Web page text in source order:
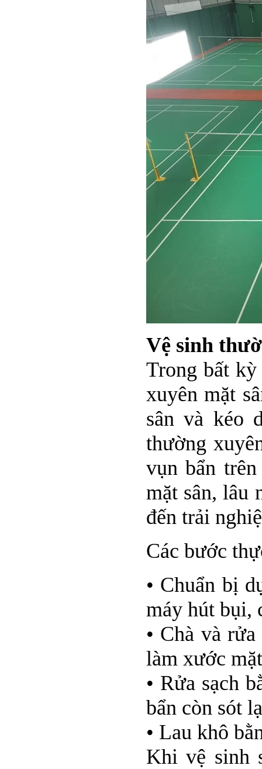
Vệ sinh
Trong bất
xuyên mặt
sân và kéo
thường
vụn bẩn
mặt sân, lâu
đến trải
Các bước
• Chuẩn bị
máy hút bụi,
• Chà và
làm xước
• Rửa sạch
bẩn còn sót
• Lau khô
Khi vệ sinh